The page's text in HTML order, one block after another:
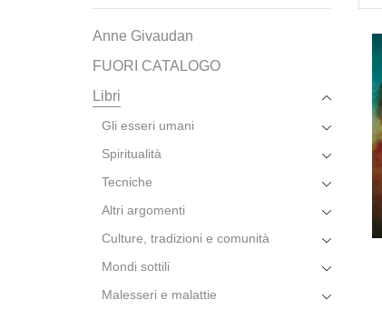
Anne Givaudan
FUORI CATALOGO
Libri
Gli esseri umani
Spiritualità
Tecniche
Altri argomenti
Culture, tradizioni e comunità
Mondi sottili
Malesseri e malattie